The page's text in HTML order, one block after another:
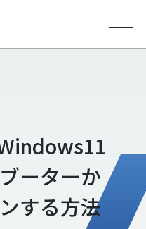
ーターか
する方法